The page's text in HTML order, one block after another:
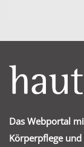
Das Webportal
Körperpflege